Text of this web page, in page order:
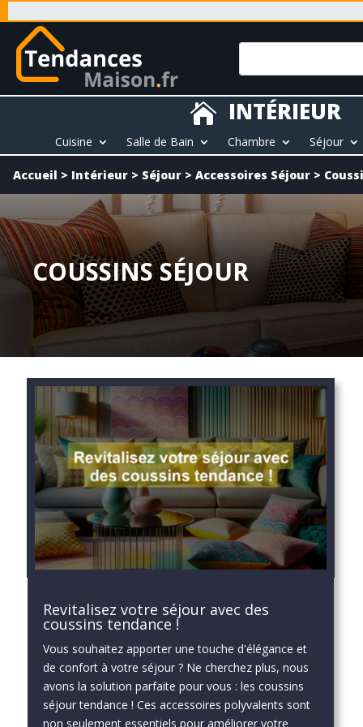
 INTÉRIEUR
Cuisine Salle de Bain Chambre Séjour
Accueil > Intérieur > Séjour > Accessoires Séjour >
COUSSINS SÉJOUR
Revitalisez votre séjour avec des
coussins tendance !
Vous souhaitez apporter une touche d'élégance et
de confort à votre séjour ? Ne cherchez plus, nous
avons la solution parfaite pour vous : les coussins
séjour tendance ! Ces accessoires polyvalents sont
non seulement essentiels pour améliorer votre